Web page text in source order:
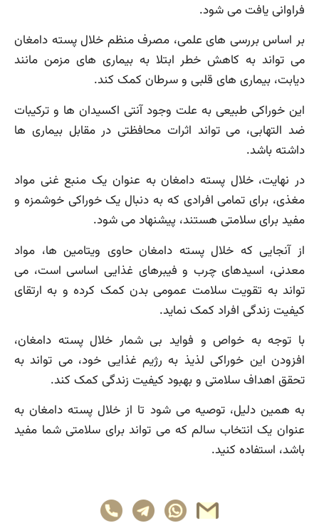
فراوانی یافت می شود.
بر اساس بررسی های علمی، مصرف منظم خلال پسته دامغان
می تواند به کاهش خطر ابتلا به بیماری های مزمن مانند
دیابت، بیماری های قلبی و سرطان کمک کند.
این خوراکی طبیعی به علت وجود آنتی اکسیدان ها و ترکیبات
ضد التهابی، می تواند اثرات محافظتی در مقابل بیماری ها
داشته باشد.
در نهایت، خلال پسته دامغان به عنوان یک منبع غنی مواد
مغذی، برای تمامی افرادی که به دنبال یک خوراکی خوشمزه و
مفید برای سلامتی هستند، پیشنهاد می شود.
از آنجایی که خلال پسته دامغان حاوی ویتامین ها، مواد
معدنی، اسیدهای چرب و فیبرهای غذایی اساسی است، می
تواند به تقویت سلامت عمومی بدن کمک کرده و به ارتقای
کیفیت زندگی افراد کمک نماید.
با توجه به خواص و فواید بی شمار خلال پسته دامغان،
افزودن این خوراکی لذیذ به رژیم غذایی خود، می تواند به
تحقق اهداف سلامتی و بهبود کیفیت زندگی کمک کند.
به همین دلیل، توصیه می شود تا از خلال پسته دامغان به
عنوان یک انتخاب سالم که می تواند برای سلامتی شما مفید
باشد، استفاده کنید.